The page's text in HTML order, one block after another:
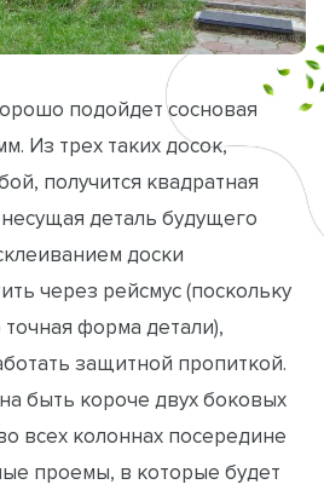
подойдет сосновая
Из трех таких досок,
получится квадратная
деталь будущего
доски
через рейсмус (поскольку
форма детали),
защитной пропиткой.
быть короче двух боковых
всех колоннах посередине
проемы, в которые будет